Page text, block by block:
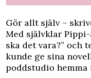
Gör allt själv –
Med självklar
ska det vara?” och
kunde ge sina
poddstudio hemma